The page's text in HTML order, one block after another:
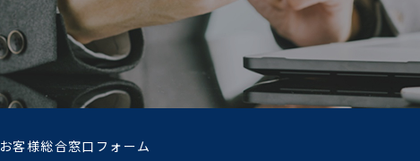
お客様総合窓口フォーム